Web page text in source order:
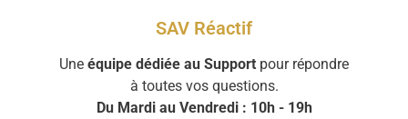
SAV Réactif
Une équipe dédiée au Support pour répondre
à toutes vos questions.
Du Mardi au Vendredi : 10h - 19h